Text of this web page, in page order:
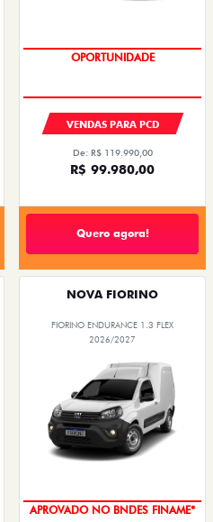
OPORTUNIDADE
VENDAS PARA PCD
De: R$ 119.990,00
R$ 99.980,00
Quero agora!
NOVA FIORINO
FIORINO ENDURANCE 1.3 FLEX
2026/2027
APROVADO NO BNDES FINAME*